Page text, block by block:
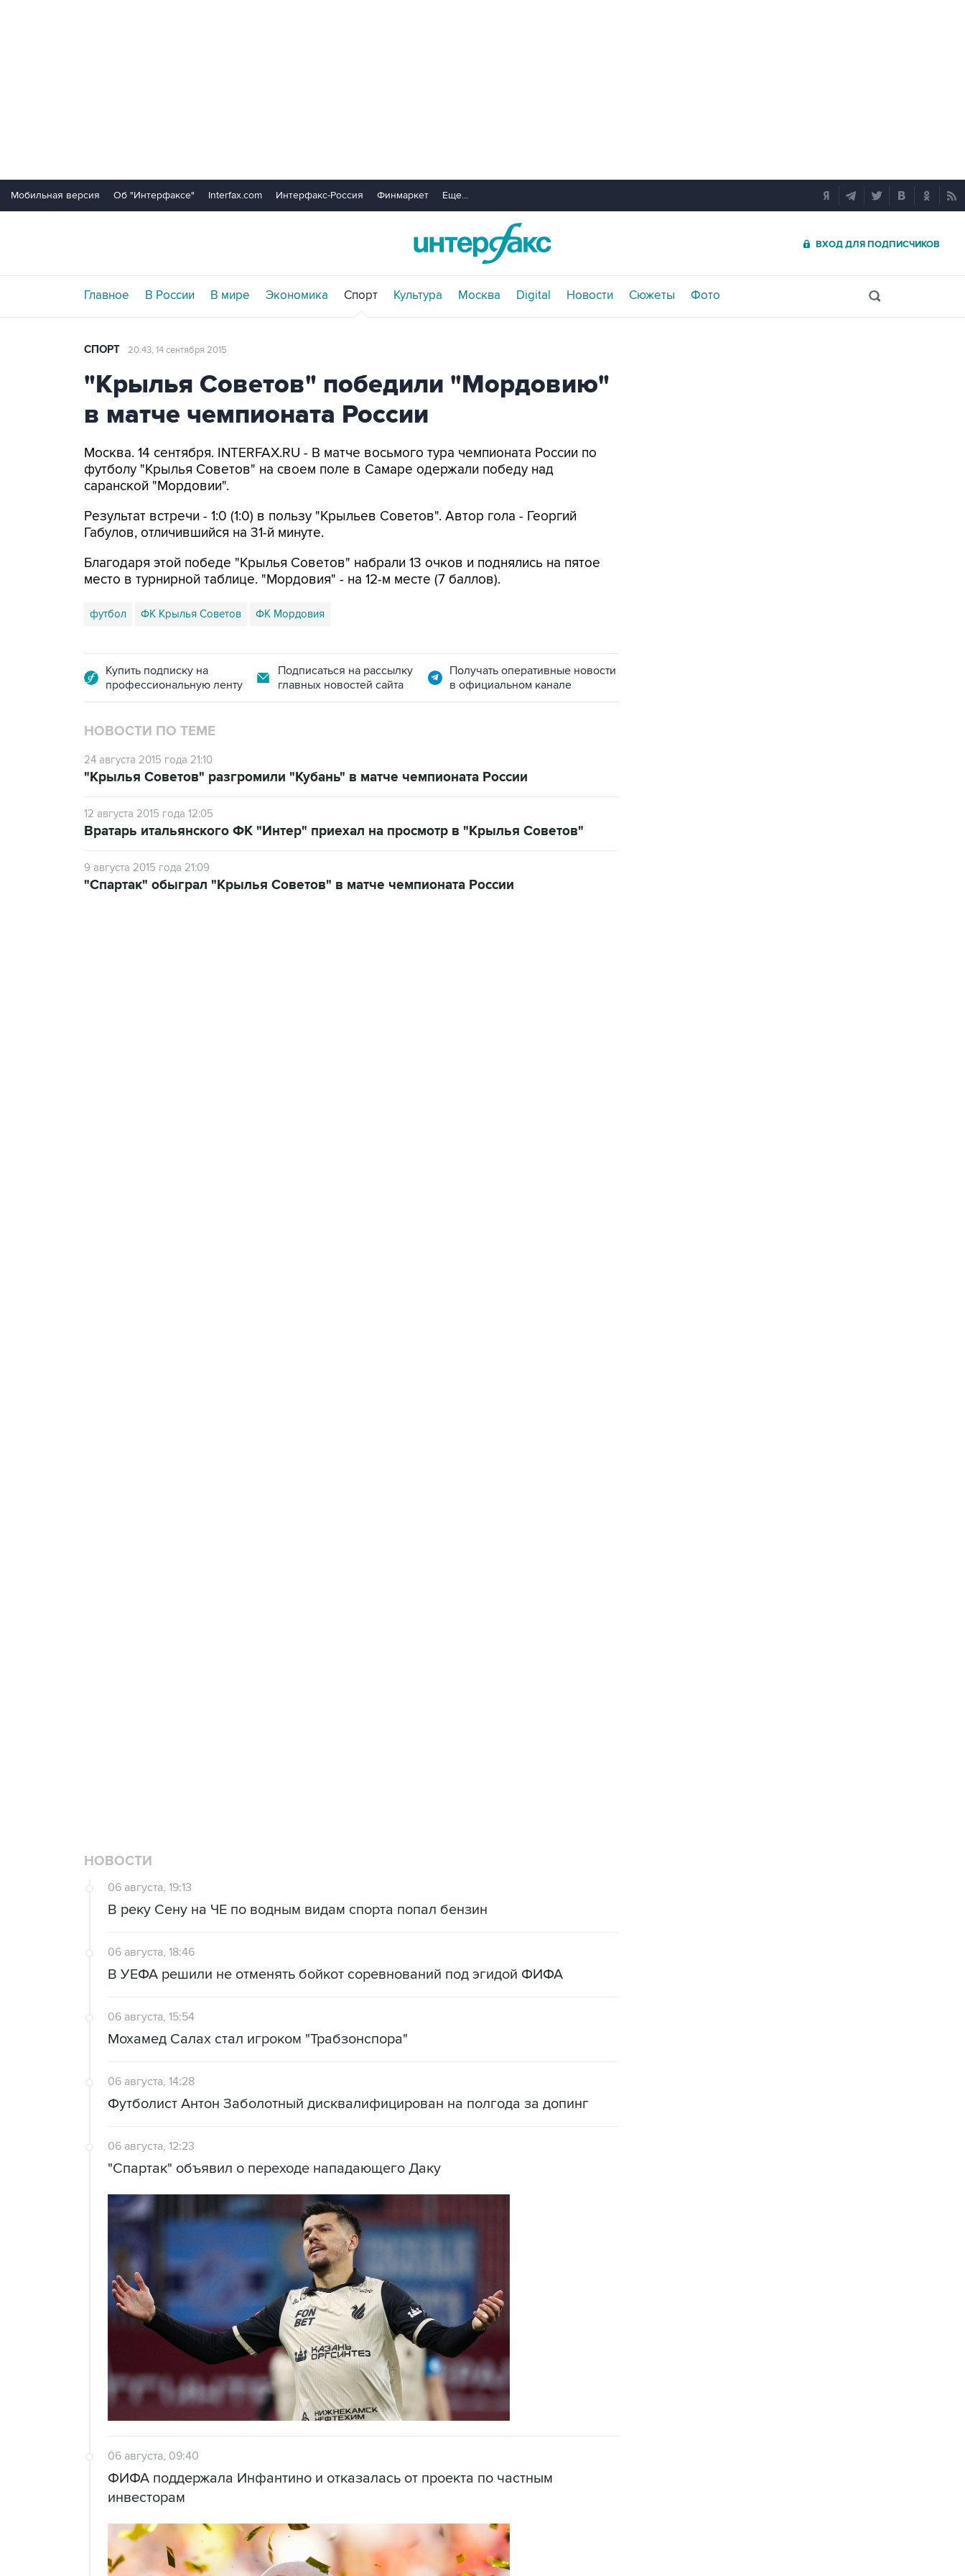
Мобильная версия Об "Интерфаксе" Interfax.com Интерфакс-Россия Финмаркет Еще...
ВХОД ДЛЯ ПОДПИСЧИКОВ
Главное В России В мире Экономика Спорт Культура Москва Digital Новости Сюжеты Фото
СПОРТ 20:43, 14 сентября 2015
"Крылья Советов" победили "Мордовию"
в матче чемпионата России
Москва. 14 сентября. INTERFAX.RU - В матче восьмого тура чемпионата России по
футболу "Крылья Советов" на своем поле в Самаре одержали победу над
саранской "Мордовии".
Результат встречи - 1:0 (1:0) в пользу "Крыльев Советов". Автор гола - Георгий
Габулов, отличившийся на 31-й минуте.
Благодаря этой победе "Крылья Советов" набрали 13 очков и поднялись на пятое
место в турнирной таблице. "Мордовия" - на 12-м месте (7 баллов).
футбол ФК Крылья Советов ФК Мордовия
Купить подписку на
профессиональную ленту
Подписаться на рассылку
главных новостей сайта
Получать оперативные новости
в официальном канале
НОВОСТИ ПО ТЕМЕ
24 августа 2015 года 21:10
"Крылья Советов" разгромили "Кубань" в матче чемпионата России
12 августа 2015 года 12:05
Вратарь итальянского ФК "Интер" приехал на просмотр в "Крылья Советов"
9 августа 2015 года 21:09
"Спартак" обыграл "Крылья Советов" в матче чемпионата России
НОВОСТИ
06 августа, 19:13
В реку Сену на ЧЕ по водным видам спорта попал бензин
06 августа, 18:46
В УЕФА решили не отменять бойкот соревнований под эгидой ФИФА
06 августа, 15:54
Мохамед Салах стал игроком "Трабзонспора"
06 августа, 14:28
Футболист Антон Заболотный дисквалифицирован на полгода за допинг
06 августа, 12:23
"Спартак" объявил о переходе нападающего Даку
06 августа, 09:40
ФИФА поддержала Инфантино и отказалась от проекта по частным
инвесторам